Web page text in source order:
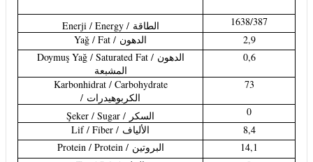
Enerji / Energy / الطاقة
1638/387
Yağ / Fat / الدهون
2,9
Doymuş Yağ / Saturated Fat / الدهون
المشبعة
0,6
Karbonhidrat / Carbohydrate
/ الكربوهيدرات
73
Şeker / Sugar / السكر
0
Lif / Fiber / الألياف
8,4
Protein / Protein / البروتين
14,1